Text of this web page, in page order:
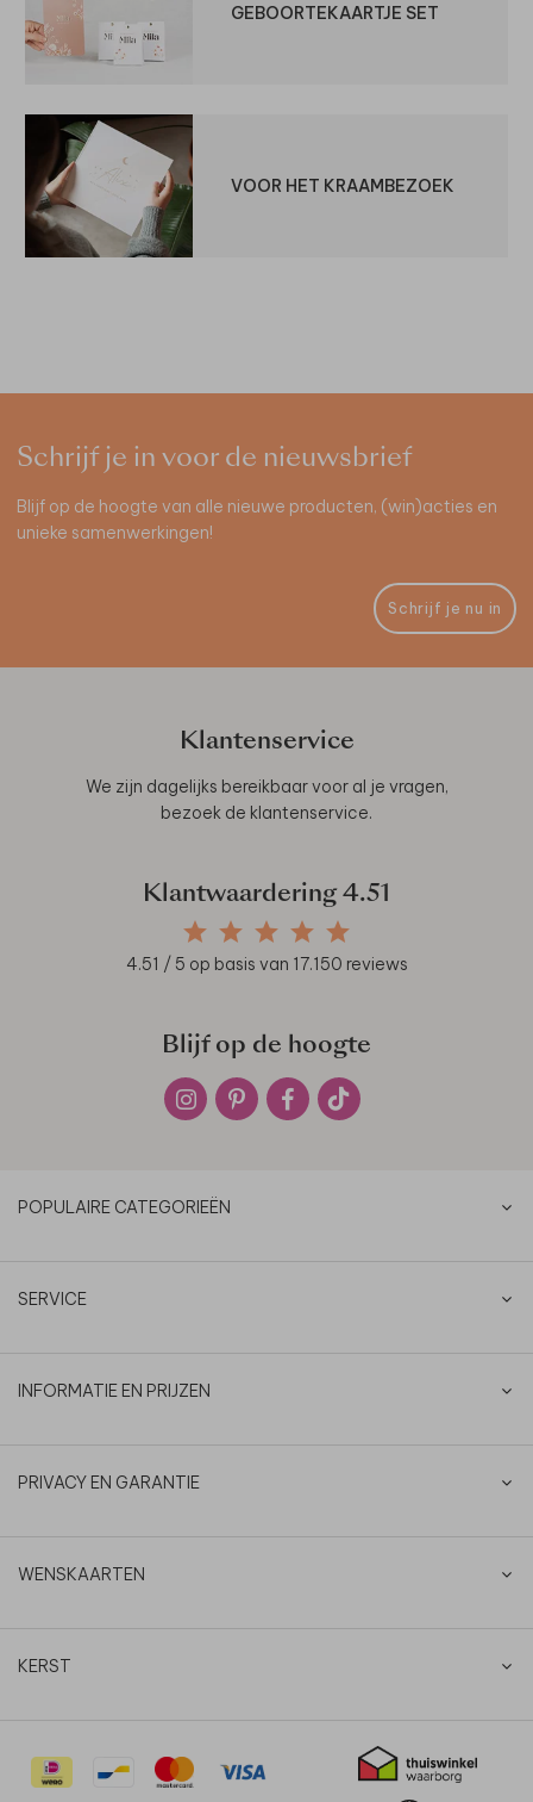
GEBOORTEKAARTJE SET
VOOR HET KRAAMBEZOEK
Schrijf je in voor de nieuwsbrief
Blijf op de hoogte van alle nieuwe producten, (win)acties en
unieke samenwerkingen!
Schrijf je nu in
Klantenservice
We zijn dagelijks bereikbaar voor al je vragen,
bezoek de klantenservice.
Klantwaardering 4.51
4.51 / 5 op basis van 17.150 reviews
Blijf op de hoogte
POPULAIRE CATEGORIEËN
SERVICE
INFORMATIE EN PRIJZEN
PRIVACY EN GARANTIE
WENSKAARTEN
KERST